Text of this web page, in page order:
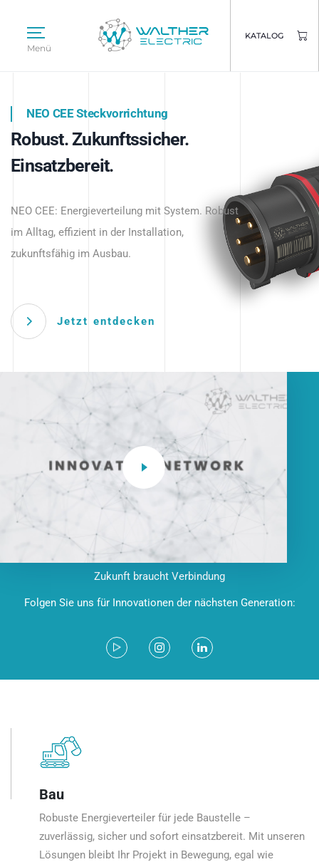
Menü
KATALOG
Intelligente Stromverteilung
beginnt hier.
NEO CEE Steckvorrichtung
Robust. Zukunftssicher.
Einsatzbereit.
NEO CEE: Energieverteilung mit System. Robust
im Alltag, effizient in der Installation,
zukunftsfähig im Ausbau.
Jetzt entdecken
Intelligenz trifft Energie.
Anwendungen – robust, IP-geschützt und
zukunftsfähig.
Zukunft braucht Verbindung
Folgen Sie uns für Innovationen der nächsten Generation:
Bau
Robuste Energieverteiler für jede Baustelle –
zuverlässig, sicher und sofort einsatzbereit. Mit unseren
Lösungen bleibt Ihr Projekt in Bewegung, egal wie